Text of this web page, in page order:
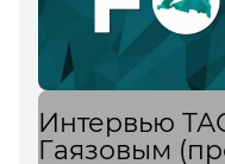
Интервью
Гаязовым